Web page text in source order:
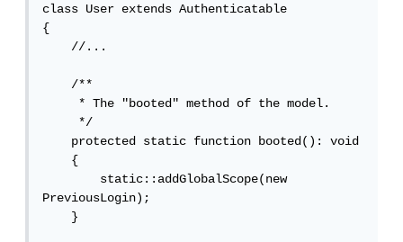
class User extends Authenticatable
{
    //...
    /**
     * The "booted" method of the model.
     */
    protected static function booted(): void
    {
        static::addGlobalScope(new
PreviousLogin);
    }